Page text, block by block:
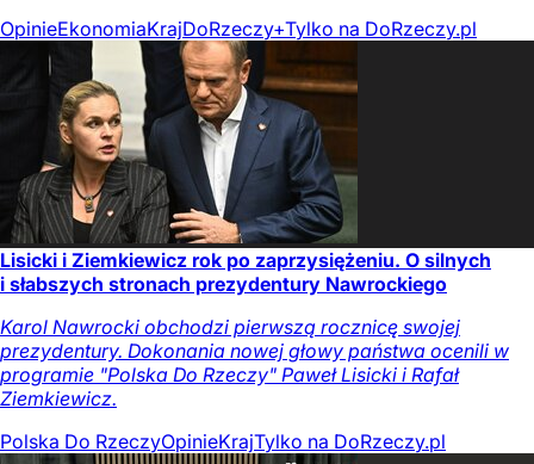
OpinieEkonomiaKrajDoRzeczy+Tylko na DoRzeczy.pl
Lisicki i Ziemkiewicz rok po zaprzysiężeniu. O silnych
i słabszych stronach prezydentury Nawrockiego
Karol Nawrocki obchodzi pierwszą rocznicę swojej
prezydentury. Dokonania nowej głowy państwa ocenili w
programie "Polska Do Rzeczy" Paweł Lisicki i Rafał
Ziemkiewicz.
Polska Do RzeczyOpinieKrajTylko na DoRzeczy.pl